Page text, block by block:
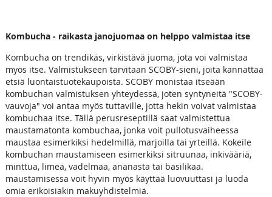
Kombucha - raikasta janojuomaa on helppo valmistaa itse
Kombucha on trendikäs, virkistävä juoma, jota voi valmistaa
myös itse. Valmistukseen tarvitaan SCOBY-sieni, joita kannattaa
etsiä luontaistuotekaupoista. SCOBY monistaa itseään
kombuchan valmistuksen yhteydessä, joten syntyneitä "SCOBY-
vauvoja" voi antaa myös tuttaville, jotta hekin voivat valmistaa
kombuchaa itse. Tällä perusreseptillä saat valmistettua
maustamatonta kombuchaa, jonka voit pullotusvaiheessa
maustaa esimerkiksi hedelmillä, marjoilla tai yrteillä. Kokeile
kombuchan maustamiseen esimerkiksi sitruunaa, inkivääriä,
minttua, limeä, vadelmaa, ananasta tai basilikaa.
maustamisessa voit hyvin myös käyttää luovuuttasi ja luoda
omia erikoisiakin makuyhdistelmiä.